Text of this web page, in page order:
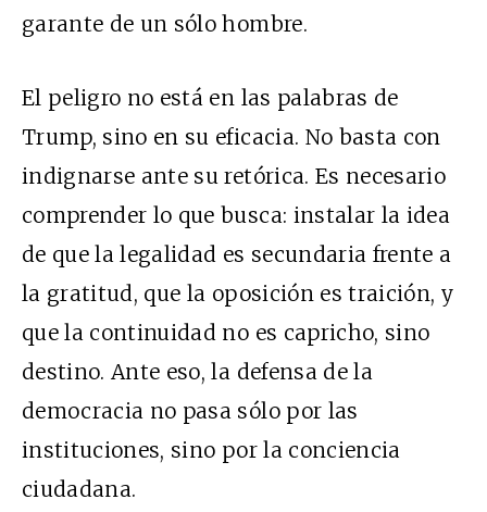
garante de un sólo hombre.
El peligro no está en las palabras de
Trump, sino en su eficacia. No basta con
indignarse ante su retórica. Es necesario
comprender lo que busca: instalar la idea
de que la legalidad es secundaria frente a
la gratitud, que la oposición es traición, y
que la continuidad no es capricho, sino
destino. Ante eso, la defensa de la
democracia no pasa sólo por las
instituciones, sino por la conciencia
ciudadana.